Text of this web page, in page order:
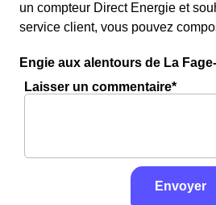
un compteur Direct Energie et
service client, vous pouvez
Engie aux alentours de La
Laisser un commentaire*
Envoyer